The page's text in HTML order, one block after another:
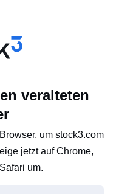
veralteten
um stock3.com
jetzt auf Chrome,
um.